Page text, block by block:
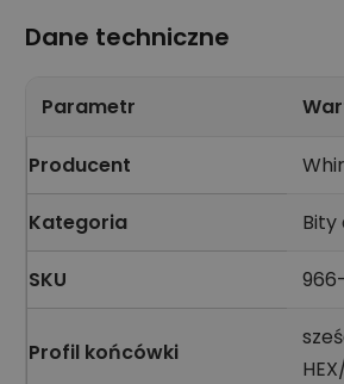
Dane techniczne
Parametr
Producent
Kategoria Bity
SKU
Profil końcówki